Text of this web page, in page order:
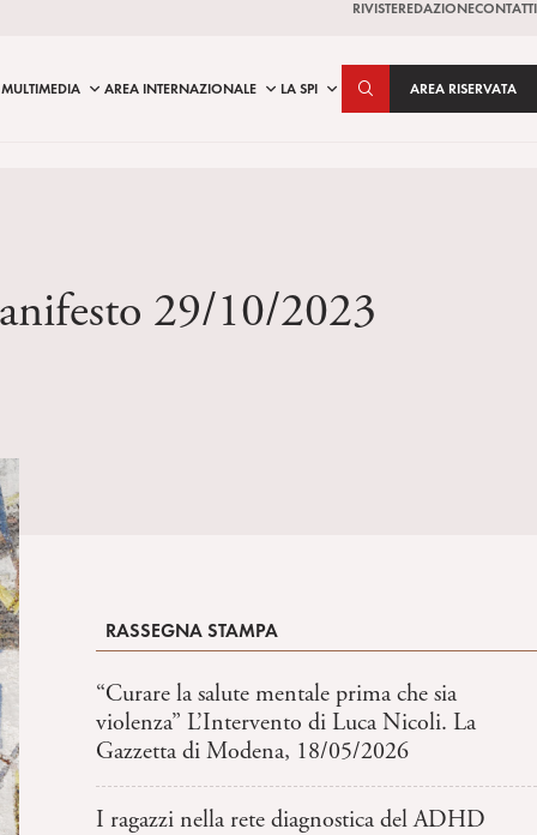
RIVISTEREDAZIONECONTATTI
MULTIMEDIA AREA INTERNAZIONALE LA SPI AREA RISERVATA
29/10/2023
RASSEGNA STAMPA
“Curare la salute mentale prima che sia
violenza” L’Intervento di Luca Nicoli. La
Gazzetta di Modena, 18/05/2026
I ragazzi nella rete diagnostica del ADHD